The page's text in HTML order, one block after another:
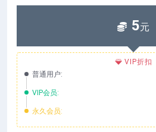
5元
VIP折扣
普通用户:
VIP会员:
永久会员: